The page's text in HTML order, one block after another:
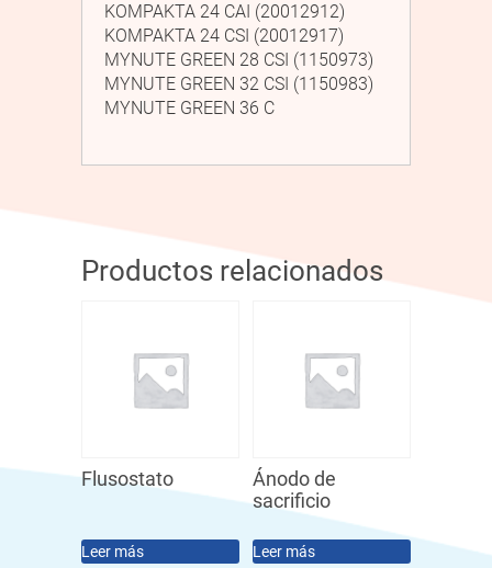
KOMPAKTA 24 CAI (20012912)
KOMPAKTA 24 CSI (20012917)
MYNUTE GREEN 28 CSI (1150973)
MYNUTE GREEN 32 CSI (1150983)
MYNUTE GREEN 36 C
Productos relacionados
Flusostato
Leer más
Ánodo de
sacrificio
Leer más